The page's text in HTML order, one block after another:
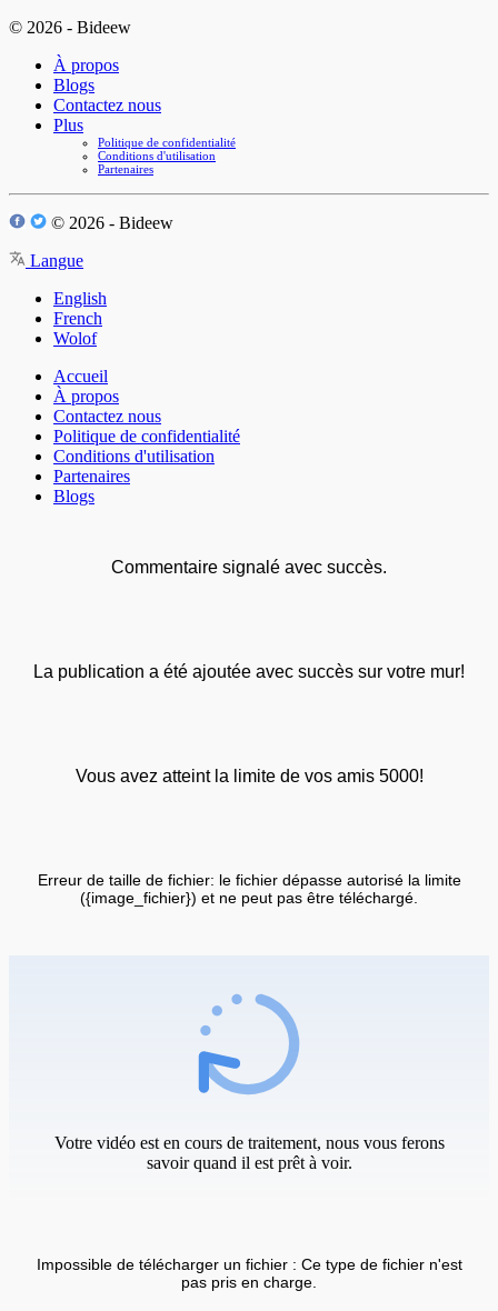
© 2026 - Bideew
À propos
Blogs
Contactez nous
Plus
Politique de confidentialité
Conditions d'utilisation
Partenaires
© 2026 - Bideew
Langue
English
French
Wolof
Accueil
À propos
Contactez nous
Politique de confidentialité
Conditions d'utilisation
Partenaires
Blogs
Commentaire signalé avec succès.
La publication a été ajoutée avec succès sur votre mur!
Vous avez atteint la limite de vos amis 5000!
Erreur de taille de fichier: le fichier dépasse autorisé la limite
({image_fichier}) et ne peut pas être téléchargé.
Votre vidéo est en cours de traitement, nous vous ferons
savoir quand il est prêt à voir.
Impossible de télécharger un fichier : Ce type de fichier n'est
pas pris en charge.